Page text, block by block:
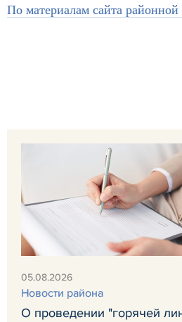
По материалам сайта
05.08.2026
Новости района
О проведении "горячей